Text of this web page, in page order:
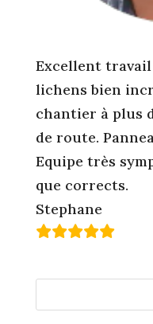
Excellent
lichens bien
chantier à plus
de route.
Equipe très
que corrects.
Stephane